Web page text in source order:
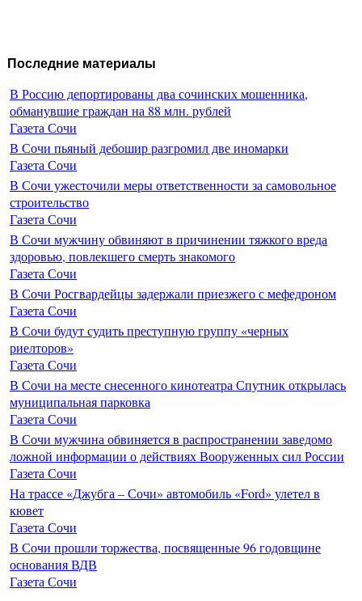
Последние материалы
В Россию депортированы два сочинских мошенника,
обманувшие граждан на 88 млн. рублей
Газета Сочи
В Сочи пьяный дебошир разгромил две иномарки
Газета Сочи
В Сочи ужесточили меры ответственности за самовольное
строительство
Газета Сочи
В Сочи мужчину обвиняют в причинении тяжкого вреда
здоровью, повлекшего смерть знакомого
Газета Сочи
В Сочи Росгвардейцы задержали приезжего с мефедроном
Газета Сочи
В Сочи будут судить преступную группу «черных
риелторов»
Газета Сочи
В Сочи на месте снесенного кинотеатра Спутник открылась
муниципальная парковка
Газета Сочи
В Сочи мужчина обвиняется в распространении заведомо
ложной информации о действиях Вооруженных сил России
Газета Сочи
На трассе «Джубга – Сочи» автомобиль «Ford» улетел в
кювет
Газета Сочи
В Сочи прошли торжества, посвященные 96 годовщине
основания ВДВ
Газета Сочи